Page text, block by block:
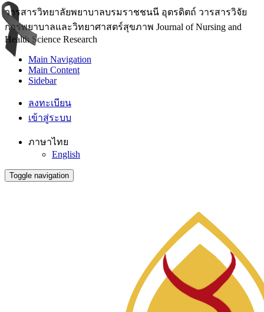
วารสารวิทยาลัยพยาบาลบรมราชชนนี อุตรดิตถ์ วารสารวิจัย
การพยาบาลและวิทยาศาสตร์สุขภาพ Journal of Nursing and
Health Science Research
Main Navigation
Main Content
Sidebar
ลงทะเบียน
เข้าสู่ระบบ
ภาษาไทย
English
Toggle navigation